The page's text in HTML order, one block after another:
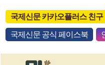
국제신문 카카오플러스 친구
국제신문 공식 페이스북